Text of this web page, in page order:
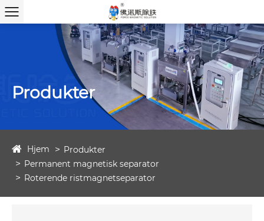
Produkter
Hjem
Produkter
Permanent magnetisk separator
Roterende ristmagnetseparator